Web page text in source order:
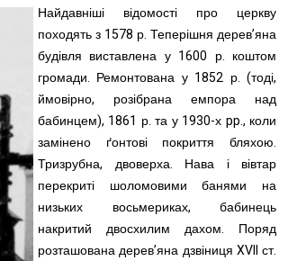
Найдавніші відомості про церкву
походять з 1578 р. Теперішня дерев’яна
будівля виставлена у 1600 р. коштом
громади. Ремонтована у 1852 р. (тоді,
ймовірно, розібрана емпора над
бабинцем), 1861 р. та у 1930-х pp., коли
замінено ґонтові покриття бляхою.
Тризрубна, двоверха. Нава і вівтар
перекриті шоломовими банями на
низьких восьмериках, бабинець
накритий двосхилим дахом. Поряд
розташована дерев’яна дзвіниця XVII ст.